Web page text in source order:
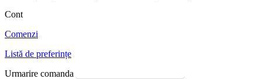
Cont
Comenzi
Listă de preferințe
Urmarire comanda